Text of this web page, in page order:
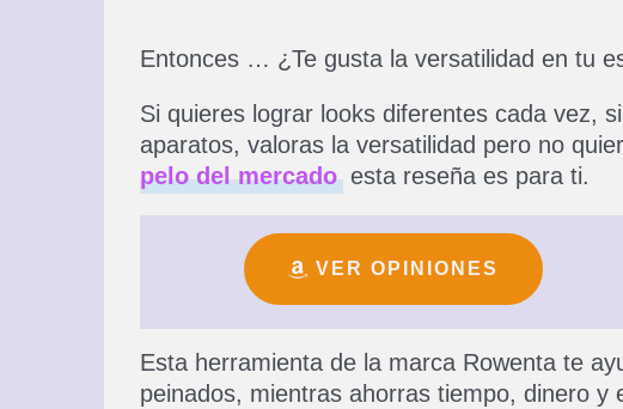
Entonces … ¿Te gusta la versatilidad en tu
Si quieres lograr looks diferentes cada vez,
aparatos, valoras la versatilidad pero no
pelo del mercado esta reseña es para ti.
VER OPINIONES
Esta herramienta de la marca Rowenta te
peinados, mientras ahorras tiempo, dinero y